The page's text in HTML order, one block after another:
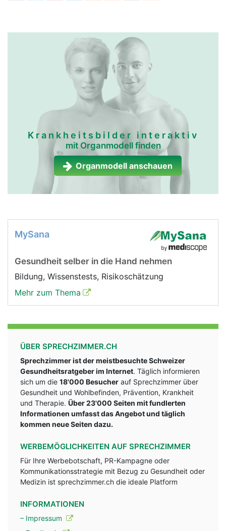
Krankheitsbilder interaktiv
mit Organmodell finden
Organmodell anschauen
MySana
Gesundheit selber in die Hand nehmen
Bildung, Wissenstests, Risikoschätzung
Mehr zum Thema
ÜBER SPRECHZIMMER.CH
Sprechzimmer ist der meistbesuchte Schweizer
Gesundheitsratgeber im Internet. Täglich informieren
sich um die 18'000 Besucher auf Sprechzimmer über
Gesundheit und Wohlbefinden, Prävention, Krankheit
und Therapie. Über 23'000 Seiten mit fundlerten
Informationen umfasst das Angebot und täglich
kommen neue Seiten dazu.
WERBEMÖGLICHKEITEN AUF SPRECHZIMMER
Für Ihre Werbebotschaft, PR-Kampagne oder
Kommunikationsstrategie mit Bezug zu Gesundheit oder
Medizin ist sprechzimmer.ch die ideale Platform
INFORMATIONEN
– Impressum